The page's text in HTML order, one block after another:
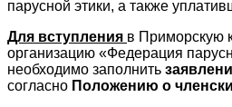
парусной этики, а также
Для вступления в Приморскую
организацию «Федерация
необходимо заполнить
согласно Положению о